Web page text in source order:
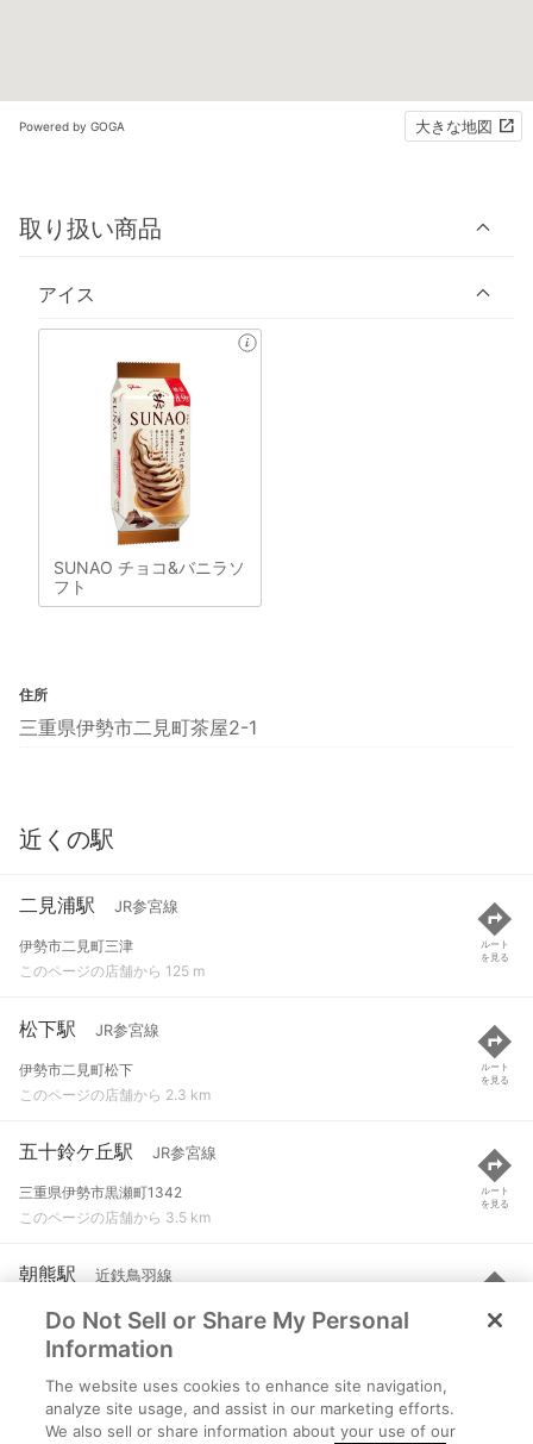
Powered by GOGA 大きな地図
取り扱い商品
アイス
SUNAO チョコ&バニラソ
フト
住所
三重県伊勢市二見町茶屋2-1
近くの駅
二見浦駅 JR参宮線
伊勢市二見町三津
このページの店舗から 125 m
ルート
を見る
松下駅 JR参宮線
伊勢市二見町松下
このページの店舗から 2.3 km
ルート
を見る
五十鈴ケ丘駅 JR参宮線
三重県伊勢市黒瀬町1342
このページの店舗から 3.5 km
ルート
を見る
朝熊駅 近鉄鳥羽線
伊勢市朝熊町小坊山１４８６
このページの店舗から 3.5 km
ルート
を見る
池の浦駅 近鉄鳥羽線
鳥羽市堅神町字宮の前７８３
Do Not Sell or Share My Personal
Information
The website uses cookies to enhance site navigation,
analyze site usage, and assist in our marketing efforts.
We also sell or share information about your use of our